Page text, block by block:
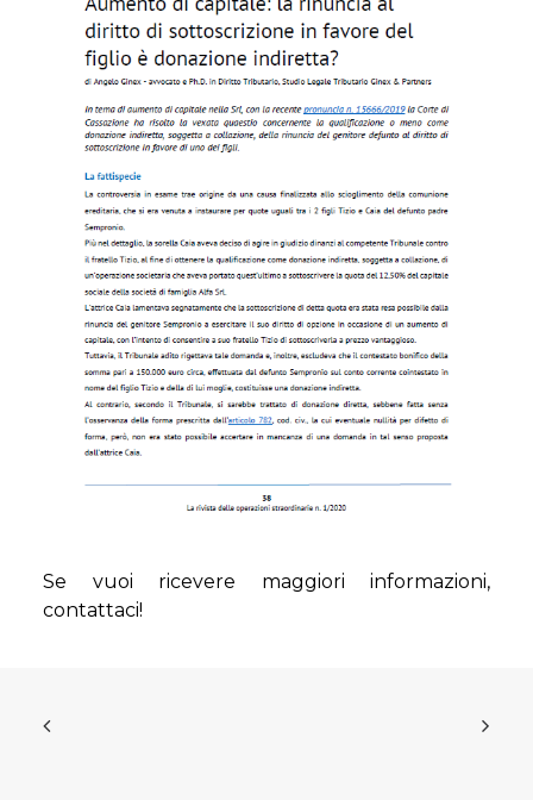
Se vuoi ricevere maggiori informazioni,
contattaci!